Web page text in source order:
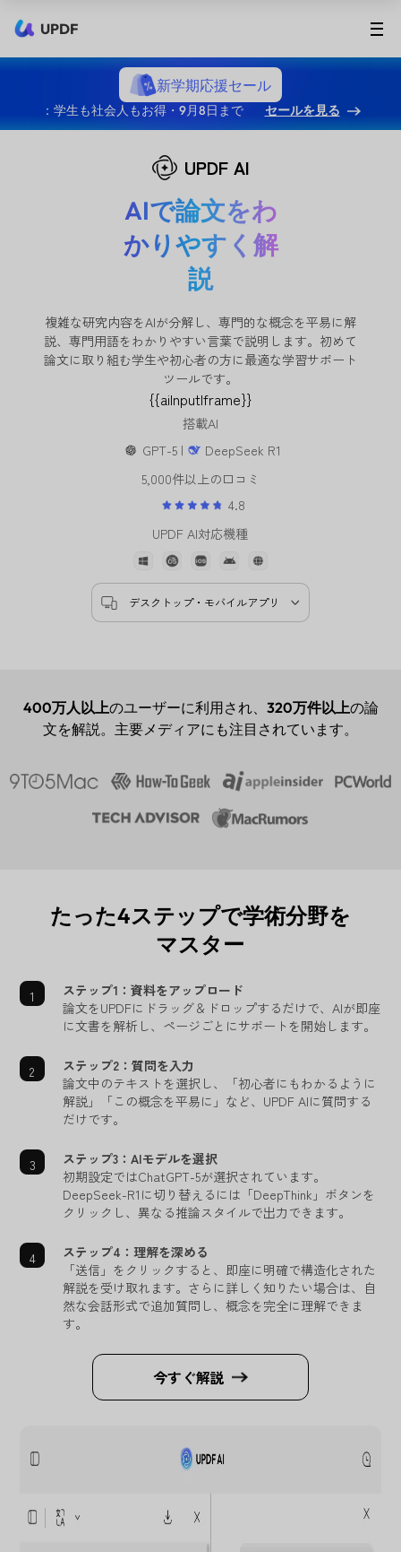
UPDF
新学期応援セール
：学生も社会人もお得・9月8日まで セールを見る
UPDF AI
AIで論文をわ
かりやすく解
説
複雑な研究内容をAIが分解し、専門的な概念を平易に解
説、専門用語をわかりやすい言葉で説明します。初めて
論文に取り組む学生や初心者の方に最適な学習サポート
ツールです。
{{aiInputIframe}}
搭載AI
GPT-5 |
DeepSeek R1
5,000件以上の口コミ
UPDF AI対応機種
400万人以上のユーザーに利用され、 320万件以上の論
文を解説。主要メディアにも注目されています。
たった4ステップで学術分野を
マスター
ステップ1：資料をアップロード
論文をUPDFにドラッグ＆ドロップするだけで、AIが即座
に文書を解析し、ページごとにサポートを開始します。
ステップ2：質問を入力
論文中のテキストを選択し、「初心者にもわかるように
解説」「この概念を平易に」など、UPDF AIに質問する
だけです。
ステップ3：AIモデルを選択
初期設定ではChatGPT-5が選択されています。
DeepSeek-R1に切り替えるには「DeepThink」ボタンを
クリックし、異なる推論スタイルで出力できます。
ステップ4：理解を深める
「送信」をクリックすると、即座に明確で構造化された
解説を受け取れます。さらに詳しく知りたい場合は、自
然な会話形式で追加質問し、概念を完全に理解できま
す。
今すぐ解説